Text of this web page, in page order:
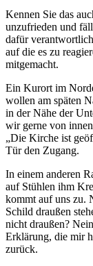
Kennen Sie das
unzufrieden und
dafür
auf die es zu
mitgemacht.
Ein Kurort im
wollen am späten
in der Nähe der
wir gerne von
„Die Kirche ist
Tür den Zugang.
In einem anderen
auf Stühlen ihm
kommt auf uns zu.
Schild draußen
nicht draußen?
Erklärung, die mir
zurück.